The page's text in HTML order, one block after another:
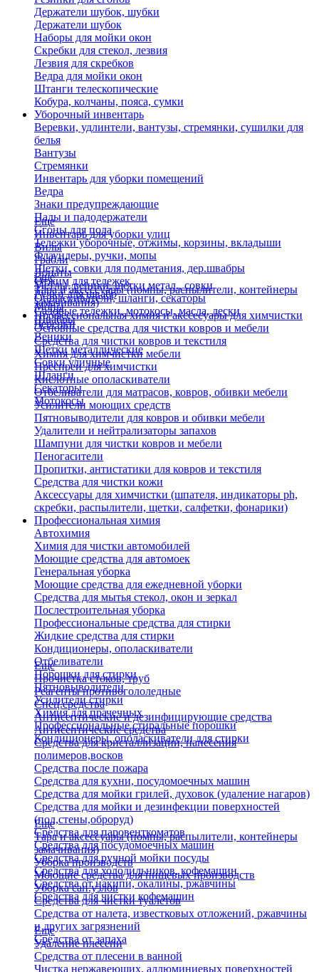
Держатели шубок, шубки
Держатели шубок
Наборы для мойки окон
Скребки для стекол, лезвия
Лезвия для скребков
Ведра для мойки окон
Штанги телескопические
Кобура, колчаны, пояса, сумки
Уборочный инвентарь
Веревки, удлинтели, вантузы, стремянки, сушилки для
белья
Вантузы
Стремянки
Инвентарь для уборки помещений
Ведра
Знаки предупреждающие
Пады и падодержатели
Сгоны для пола
Тележки уборочные, отжимы, корзины, вкладыши
Флаундеры, ручки, мопы
Щетки, совки для подметания, дер.швабры
Отжим для тележек
Ручки для швабр
Мопы
Швабры
Еще
Инвентарь для уборки улиц
Вилы
Грабли
Лопаты
Метлы, веники, щетки метал., совки
Опрыскиватели, шланги, секаторы
Садовые тележки, мотокосы, масла, лески
Черенки
Веники
Щетки металлические
Совки уличные
Шланги
Секаторы
Мотокосы
Еще
Тара и аксессуары (помпы, распылители, контейнеры
замачивания)
Профессиональная химия и акссесуары для химчистки
Основные средства для чистки ковров и мебели
Средства для чистки ковров и текстиля
Химия для химчистки мебели
Преспреи для химчистки
Кислотные ополаскиватели
Отбеливатели для матрасов, ковров, обивки мебели
Усилители моющих средств
Пятновыводители для ковров и обивки мебели
Удалители и нейтрализаторы запахов
Шампуни для чистки ковров и мебели
Пеногасители
Пропитки, антистатики для ковров и текстиля
Средства для чистки кожи
Аксессуары для химчистки (шпателя, индикаторы ph,
скребки, распылители, щетки, салфетки, фонарики)
Профессиональная химия
Автохимия
Химия для чистки автомобилей
Моющие средства для автомоек
Генеральная уборка
Моющие средства для ежедневной уборки
Средства для мытья стекол, окон и зеркал
Послестроительная уборка
Профессиональные средства для стирки
Жидкие средства для стирки
Кондиционеры, ополаскиватели
Отбеливатели
Порошки для стирки
Пятновыводители
Усилители стирки
Химия для прачечных
Профессиональные стиральные порошки
Кондиционеры, ополаскиватели для стирки
Еще
Прочистка стоков, труб
Реагенты противогололедные
Спец.средства
Антисептические и дезинфицирующие средства
Антисептические средства
Средства для кристаллизации, нанесения
полимеров,восков
Средства после пожара
Средства для кухни, посудомоечных машин
Средства для мойки грилей, духовок (удаление нагаров)
Средства для мойки и дезинфекции поверхностей
(пол,стены,оброруд)
Средства для паровенткоматов
Средства для посудомоечных машин
Средства для ручной мойки посуды
Средства для холодильников, кофемашин
Средства от накипи, окалины, ржавчины
Средства для чистки кофемашин
Еще
Тара и аксессуары (помпы, распылители, контейнеры
замачивания)
Уборка производств
Моющие средства для пищевых производств
Уборка сан.узлов
Средства для чистки туалетов
Средства от налета, известковых отложений, ржавчины
и других загрязнений
Средства от запаха
Еще
Удаление плесени
Средства от плесени в ванной
Чистка нержавеющих, аллюминиевых поверхностей